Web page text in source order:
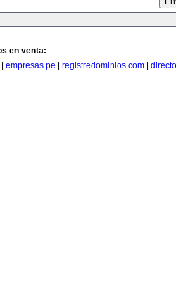
en venta:
empresas.pe registredominios.com